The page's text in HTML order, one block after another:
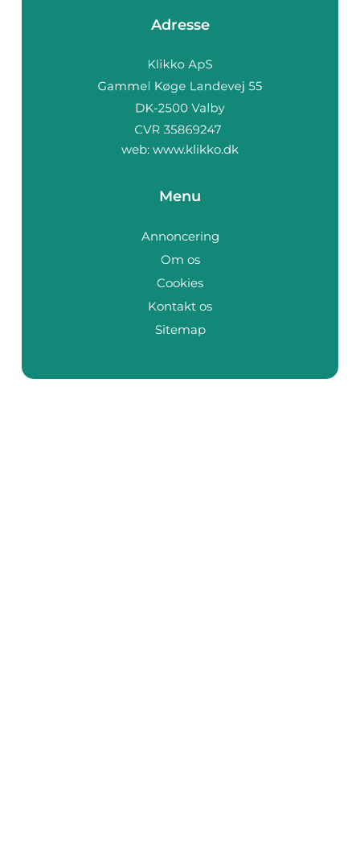
Adresse
web: www.klikko.dk
Menu
Annoncering
Om os
Cookies
Kontakt os
Sitemap